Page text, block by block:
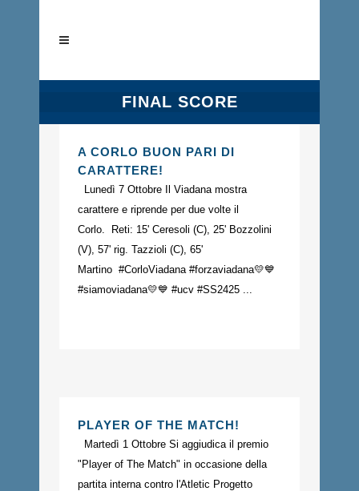
FINAL SCORE
A CORLO BUON PARI DI
CARATTERE!
Lunedì 7 Ottobre Il Viadana mostra
carattere e riprende per due volte il
Corlo. Reti: 15' Ceresoli (C), 25' Bozzolini
(V), 57' rig. Tazzioli (C), 65'
Martino #CorloViadana #forzaviadana💛💙
#siamoviadana💛💙 #ucv #SS2425 ...
PLAYER OF THE MATCH!
Martedì 1 Ottobre Si aggiudica il premio
"Player of The Match" in occasione della
partita interna contro l'Atletic Progetto